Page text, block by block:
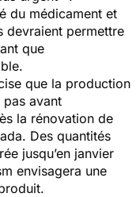
du médicament et
devraient permettre
que
que la production
pas avant
la rénovation de
Des quantités
jusqu’en janvier
envisagera une